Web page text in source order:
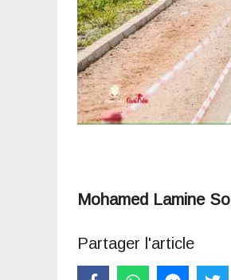
Mohamed Lamine
Partager l'article